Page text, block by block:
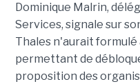
Dominique Malrin,
Services, signale sur
Thales n'aurait
permettant de
proposition des